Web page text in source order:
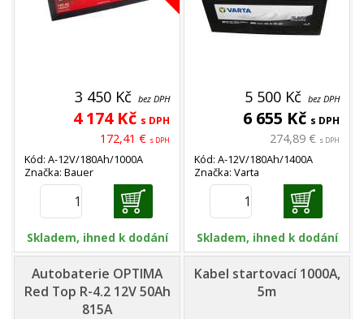
3 450 Kč bez DPH
4 174 Kč s DPH
172,41 € s DPH
Kód: A-12V/180Ah/1000A
Značka: Bauer
Skladem, ihned k dodání
5 500 Kč bez DPH
6 655 Kč s DPH
274,89 € s DPH
Kód: A-12V/180Ah/1400A
Značka: Varta
Skladem, ihned k dodání
Autobaterie OPTIMA
Red Top R-4.2 12V 50Ah
815A
Kabel startovací 1000A,
5m